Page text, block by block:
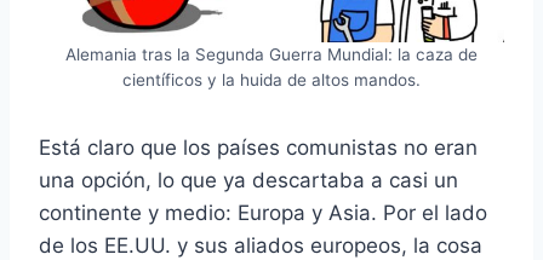
Alemania tras la Segunda Guerra Mundial: la caza de
científicos y la huida de altos mandos.
Está claro que los países comunistas no eran
una opción, lo que ya descartaba a casi un
continente y medio: Europa y Asia. Por el lado
de los EE.UU. y sus aliados europeos, la cosa